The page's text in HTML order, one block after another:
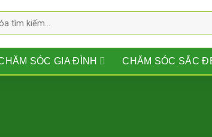
SÓC GIA ĐÌNH CHĂM SÓC SẮC